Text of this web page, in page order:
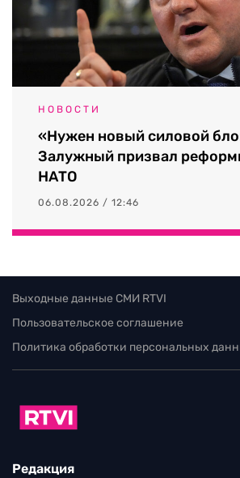
НОВОСТИ
«Нужен новый силовой
Залужный призвал
НАТО
06.08.2026 / 12:46
Выходные данные СМИ RTVI
Пользовательское соглашение
Политика обработки персональных
Редакция